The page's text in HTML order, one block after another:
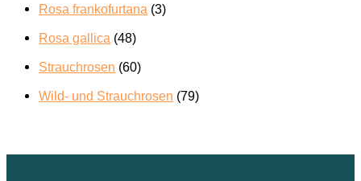
Rosa frankofurtana (3)
Rosa gallica (48)
Strauchrosen (60)
Wild- und Strauchrosen (79)